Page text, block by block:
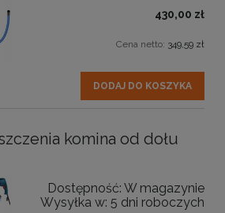
430,00 zł
Cena netto: 349,59 zł
DODAJ DO KOSZYKA
komina od dołu
Dostępność: W magazynie
Wysyłka w: 5 dni roboczych